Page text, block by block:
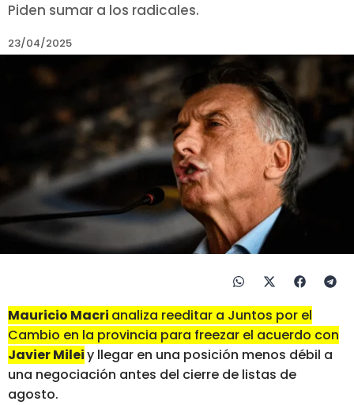
Piden sumar a los radicales.
23/04/2025
Mauricio Macri analiza reeditar a Juntos por el
Cambio en la provincia para freezar el acuerdo con
Javier Mileiy llegar en una posición menos débil a
una negociación antes del cierre de listas de
agosto.